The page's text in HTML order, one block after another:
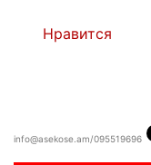
Нравится
info@asekose.am/095519696